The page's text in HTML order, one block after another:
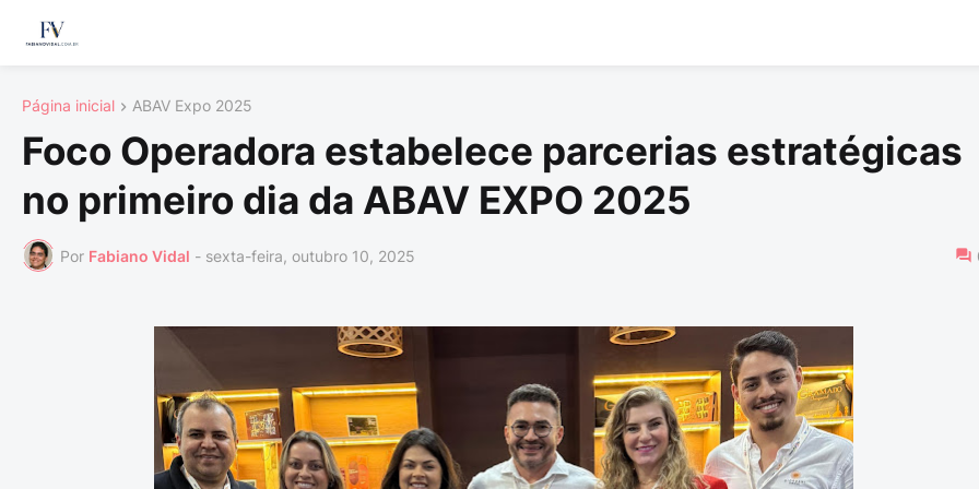
Página inicial ABAV Expo 2025
Foco Operadora estabelece parcerias estratégicas
no primeiro dia da ABAV EXPO 2025
Por Fabiano Vidal - sexta-feira, outubro 10, 2025